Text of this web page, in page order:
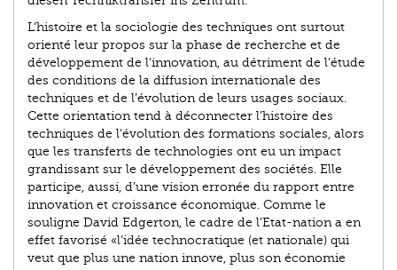
L’histoire et la sociologie des techniques ont surtout
orienté leur propos sur la phase de recherche et de
développement de l’innovation, au détriment de l’étude
des conditions de la diffusion internationale des
techniques et de l’évolution de leurs usages sociaux.
Cette orientation tend à déconnecter l’histoire des
techniques de l’évolution des formations sociales, alors
que les transferts de technologies ont eu un impact
grandissant sur le développement des sociétés. Elle
participe, aussi, d’une vision erronée du rapport entre
innovation et croissance économique. Comme le
souligne David Edgerton, le cadre de l’Etat-nation a en
effet favorisé «l’idée technocratique (et nationale) qui
veut que plus une nation innove, plus son économie